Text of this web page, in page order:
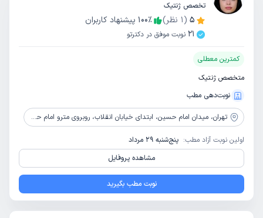
تخصص ژنتیک
5
(
1 نظر) 100٪
پیشنهاد کاربران
21 نوبت موفق در دکترتو
کمترین معطلی
متخصص ژنتیک
نوبت‌دهی مطب
تهران، میدان امام حسین، ابتدای خیابان انقلاب، روبروی مترو امام حسین، کوچه فروشگاه، طبقه اول
اولین نوبت آزاد مطب: پنج‌شنبه 29 مرداد
مشاهده پروفایل
نوبت مطب بگیرید